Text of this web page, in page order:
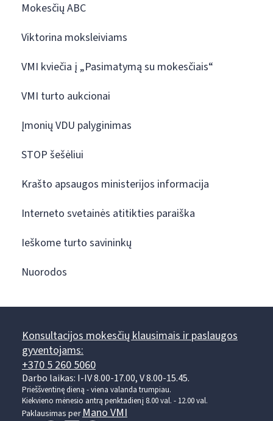
Mokesčių ABC
Viktorina moksleiviams
VMI kviečia į „Pasimatymą su mokesčiais“
VMI turto aukcionai
Įmonių VDU palyginimas
STOP šešėliui
Krašto apsaugos ministerijos informacija
Interneto svetainės atitikties paraiška
Ieškome turto savininkų
Nuorodos
Konsultacijos mokesčių klausimais ir paslaugos
gyventojams:
+370 5 260 5060
Darbo laikas: I-IV 8.00-17.00, V 8.00-15.45.
Prieššventinę dieną - viena valanda trumpiau.
Kiekvieno mėnesio antrą penktadienį 8.00 val. - 12.00 val.
Paklausimas perMano VMI